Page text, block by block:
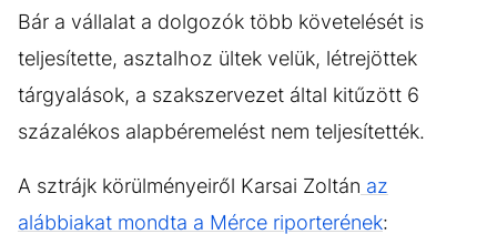
Bár a vállalat a dolgozók több követelését is
teljesítette, asztalhoz ültek velük, létrejöttek
tárgyalások, a szakszervezet által kitűzött 6
százalékos alapbéremelést nem teljesítették.
A sztrájk körülményeiről Karsai Zoltán az
alábbiakat mondta a Mérce riporterének: